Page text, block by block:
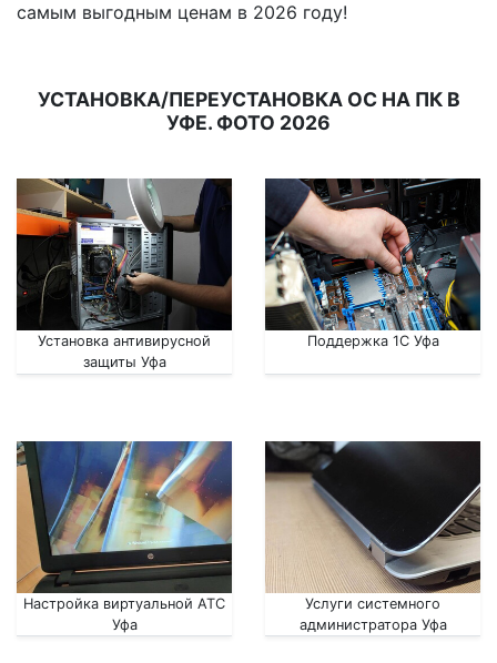
самым выгодным ценам в 2026 году!
УСТАНОВКА/ПЕРЕУСТАНОВКА ОС НА ПК В
УФЕ. ФОТО 2026
Установка антивирусной
защиты Уфа
Поддержка 1С Уфа
Настройка виртуальной АТС
Уфа
Услуги системного
администратора Уфа